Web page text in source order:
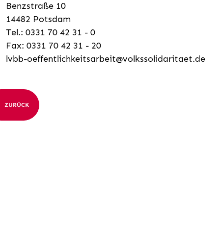
Benzstraße 10
14482 Potsdam
Tel.: 0331 70 42 31 - 0
Fax: 0331 70 42 31 - 20
lvbb-oeffentlichkeitsarbeit@volkssolidaritaet.de
ZURÜCK